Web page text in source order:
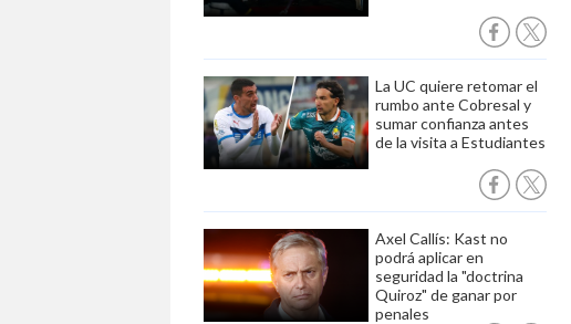
La UC quiere retomar el
rumbo ante Cobresal y
sumar confianza antes
de la visita a Estudiantes
Axel Callís: Kast no
podrá aplicar en
seguridad la "doctrina
Quiroz" de ganar por
penales